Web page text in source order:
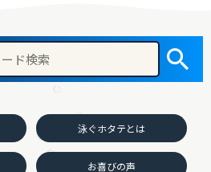
泳ぐホタテとは
お喜びの声